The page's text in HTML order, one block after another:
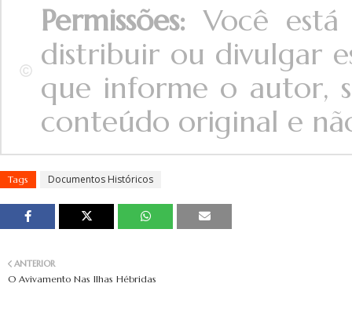
Permissões: Você
distribuir ou divulgar
que informe o autor,
conteúdo original e
Tags Documentos Históricos
ANTERIOR
O Avivamento Nas Ilhas Hébridas